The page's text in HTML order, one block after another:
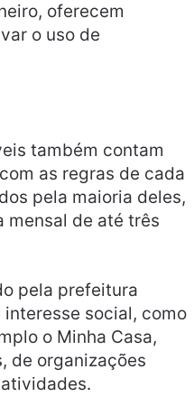
oferecem
o uso de
também contam
as regras de cada
pela maioria deles,
mensal de até três
pela prefeitura
social, como
o Minha Casa,
de organizações